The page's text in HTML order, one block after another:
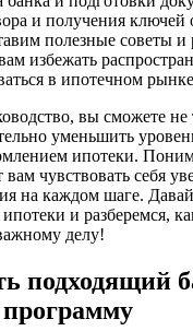
и получения ключей
полезные советы и
избежать
в ипотечном
вы сможете не
уменьшить
ипотеки.
чувствовать себя
на каждом шаге.
и разберемся,
делу!
подходящий